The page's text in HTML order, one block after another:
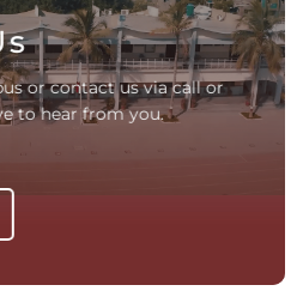
or contact us via call or
to hear from you.